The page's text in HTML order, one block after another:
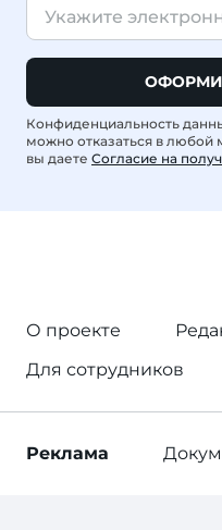
Конфиденциальность
можно отказаться в
вы даете Согласие на
О проекте
Для сотрудников
Реклама